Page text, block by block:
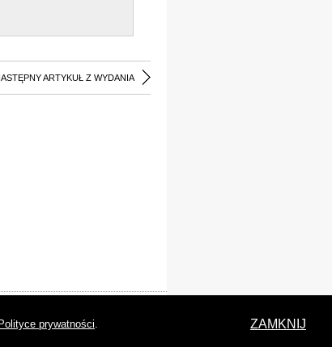
ARTYKUŁ Z WYDANIA
prywatności. ZAMKNIJ